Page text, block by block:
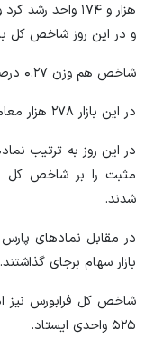
و در این روز شاخص کل بازار ۰.۶۳ درصد
شاخص هم وزن ۰.۲۷ درصد رشد کرد و در کانال ۷۸۴ هزار واحدی ایستاد.
در این بازار ۲۷۸ هزار معامله به ارزش ۱۱۰ هزار میلیارد ریال انجام شد.
در این روز به ترتیب
مثبت را بر شاخص کل
شدند.
در مقابل نماد‌های
بازار سهام برجای گذاشتند.
۵۲۵ واحدی ایستاد.